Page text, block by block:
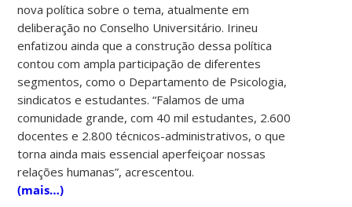
nova política sobre o tema, atualmente em
deliberação no Conselho Universitário. Irineu
enfatizou ainda que a construção dessa política
contou com ampla participação de diferentes
segmentos, como o Departamento de Psicologia,
sindicatos e estudantes. “Falamos de uma
comunidade grande, com 40 mil estudantes, 2.600
docentes e 2.800 técnicos-administrativos, o que
torna ainda mais essencial aperfeiçoar nossas
relações humanas”, acrescentou.
(mais…)